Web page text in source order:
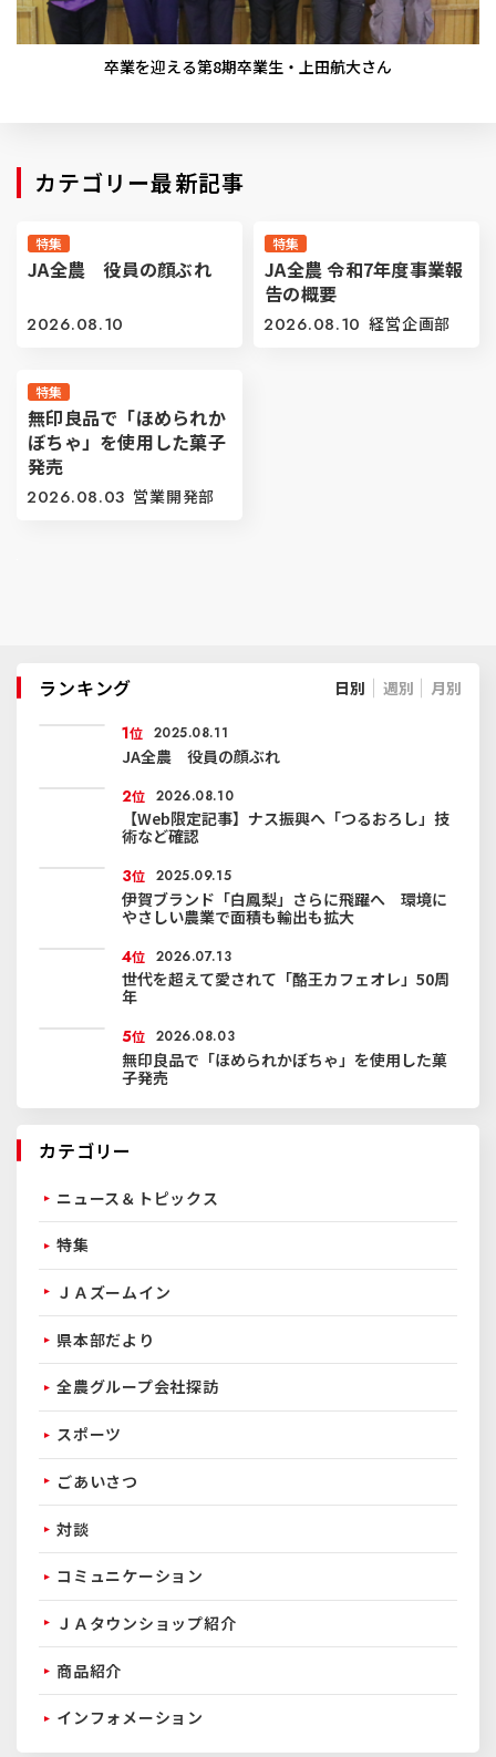
卒業を迎える第8期卒業生・上田航大さん
カテゴリー最新記事
特集
JA全農 役員の顔ぶれ
2026.08.10
特集
JA全農 令和7年度事業報
告の概要
2026.08.10 経営企画部
特集
無印良品で「ほめられか
ぼちゃ」を使用した菓子
発売
2026.08.03 営業開発部
ランキング 日別 週別 月別
1位 2025.08.11
JA全農 役員の顔ぶれ
2位 2026.08.10
【Web限定記事】ナス振興へ「つるおろし」技
術など確認
3位 2025.09.15
伊賀ブランド「白鳳梨」さらに飛躍へ 環境に
やさしい農業で面積も輸出も拡大
4位 2026.07.13
世代を超えて愛されて「酪王カフェオレ」50周
年
5位 2026.08.03
無印良品で「ほめられかぼちゃ」を使用した菓
子発売
カテゴリー
ニュース＆トピックス
特集
ＪＡズームイン
県本部だより
全農グループ会社探訪
スポーツ
ごあいさつ
対談
コミュニケーション
ＪＡタウンショップ紹介
商品紹介
インフォメーション